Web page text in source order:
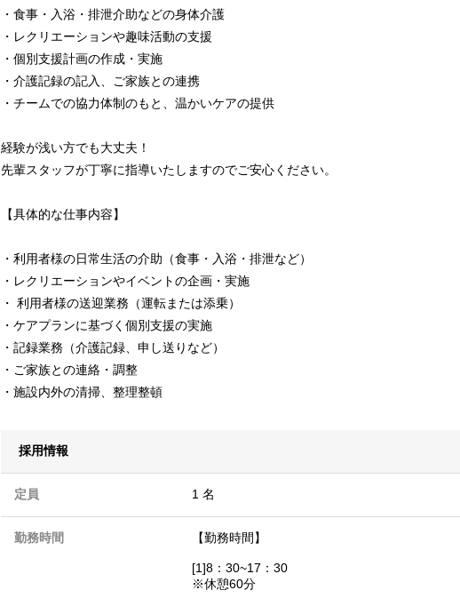
・食事・入浴・排泄介助などの身体介護
・レクリエーションや趣味活動の支援
・個別支援計画の作成・実施
・介護記録の記入、ご家族との連携
・チームでの協力体制のもと、温かいケアの提供
経験が浅い方でも大丈夫！
先輩スタッフが丁寧に指導いたしますのでご安心ください。
【具体的な仕事内容】
・利用者様の日常生活の介助（食事・入浴・排泄など）
・レクリエーションやイベントの企画・実施
・ 利用者様の送迎業務（運転または添乗）
・ケアプランに基づく個別支援の実施
・記録業務（介護記録、申し送りなど）
・ご家族との連絡・調整
・施設内外の清掃、整理整頓
採用情報
定員 1 名
勤務時間 【勤務時間】
[1]8：30~17：30
※休憩60分